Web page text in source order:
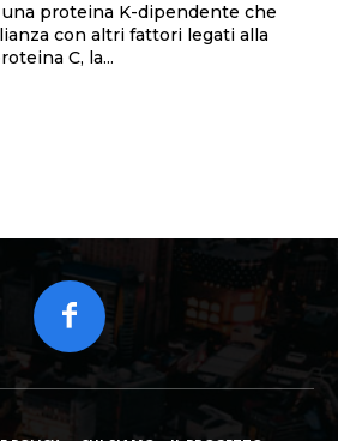
proteina K-dipendente che
con altri fattori legati alla
C, la...